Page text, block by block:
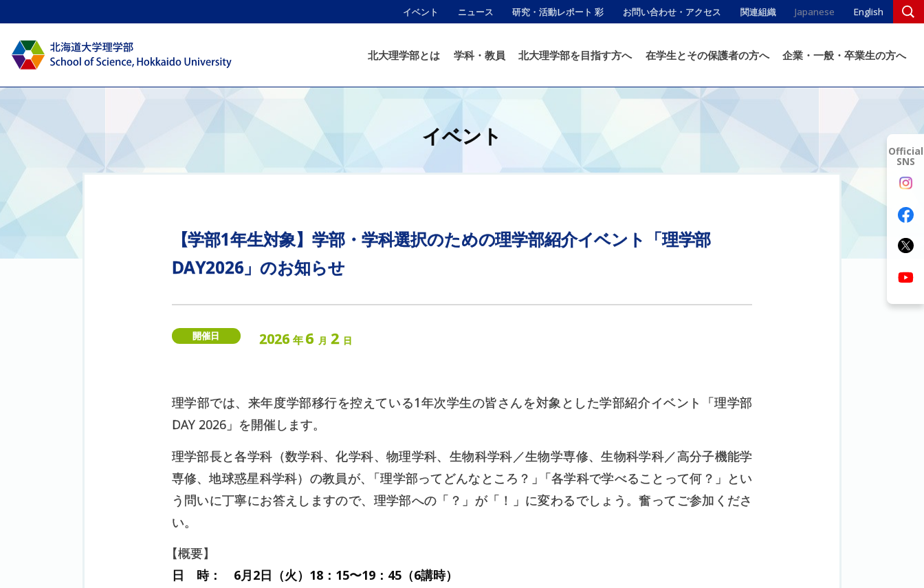
イベント ニュース 研究・活動レポート 彩 お問い合わせ・アクセス 関連組織 Japanese English
北大理学部とは 学科・教員 北大理学部を目指す方へ 在学生とその保護者の方へ 企業・一般・卒業生の方へ
イベント
【学部1年生対象】学部・ 学科選択のための理学部紹介イベント 「理学部
DAY2026」のお知らせ
開催日 2026 年6 月 2 日
理学部では、来年度学部移行を控えている1年次学生の皆さんを対象とした学部紹介イベント「理学部
DAY 2026」を開催します。
理学部長と各学科（数学科、化学科、物理学科、生物科学科／生物学専修、生物科学科／高分子機能学
専修、地球惑星科学科）の教員が、 「理学部ってどんなところ？ 」 「各学科で学べることって何？」とい
う問いに丁寧にお答えしますので、理学部への「？」が「！」に変わるでしょう。奮ってご参加くださ
い。
【概要】
日 時： 6月2日（火）18：15〜19：45（6講時）
Official
SNS